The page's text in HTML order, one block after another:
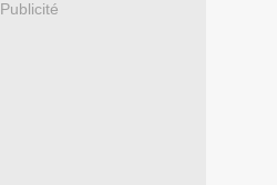
Publicité